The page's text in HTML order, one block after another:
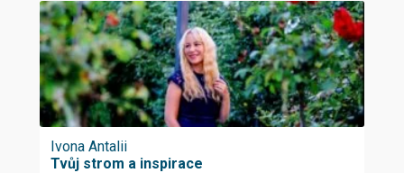
Ivona Antalii
Tvůj strom a inspirace